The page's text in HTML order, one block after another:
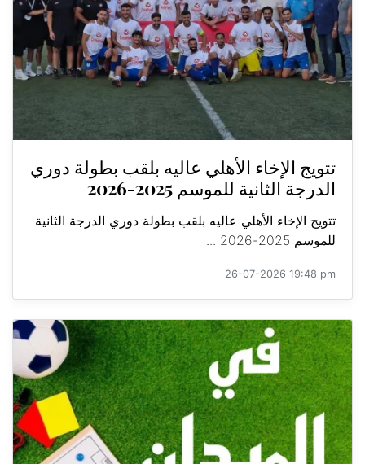
تتويج الإخاء الأهلي عاليه بلقب بطولة دوري
الدرجة الثانية للموسم 2025-2026
تتويج الإخاء الأهلي عاليه بلقب بطولة دوري الدرجة الثانية
للموسم 2025-2026 ...
26-07-2026 19:48 pm